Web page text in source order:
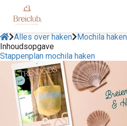
Alles over haken
Mochila haken
Inhoudsopgave
Stappenplan mochila haken